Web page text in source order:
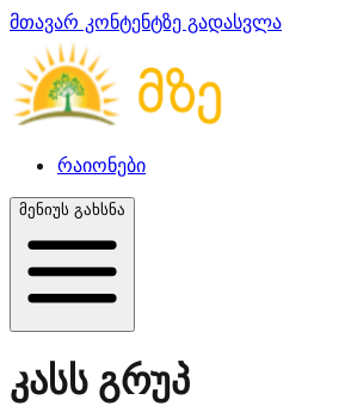
მთავარ კონტენტზე გადასვლა
რაიონები
მენიუს გახსნა
კასს გრუპ